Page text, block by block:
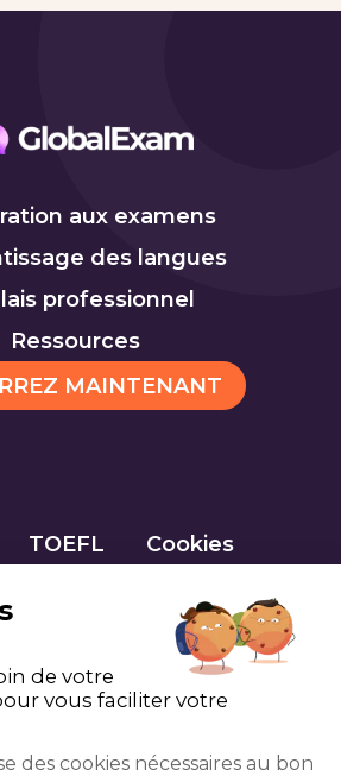
aux examens
des langues
professionnel
Ressources
MAINTENANT
TOEFL Cookies
de votre
vous faciliter votre
des cookies nécessaires au bon